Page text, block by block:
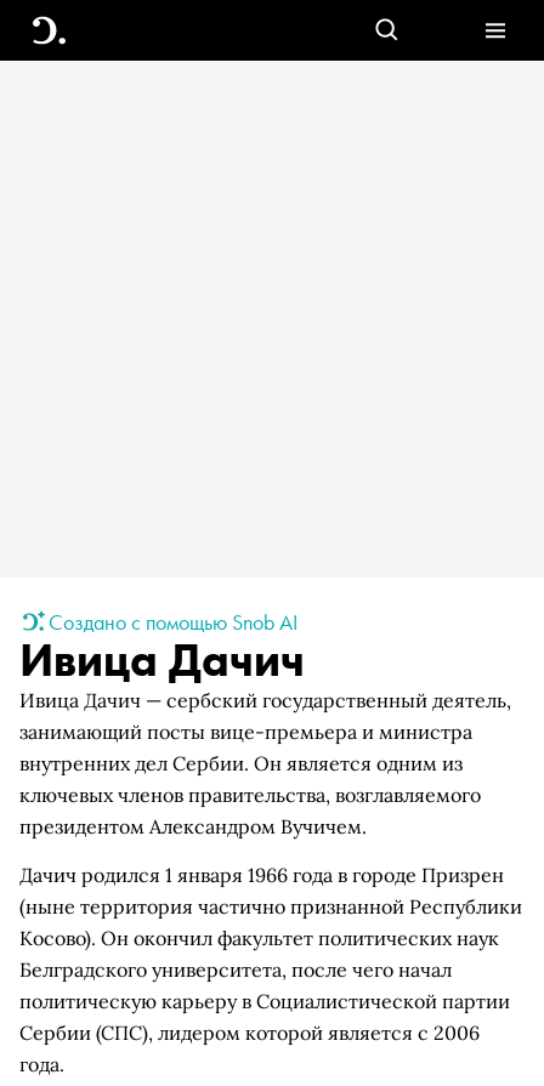
Создано с помощью Snob AI
Ивица Дачич
Ивица Дачич — сербский государственный деятель,
занимающий посты вице-премьера и министра
внутренних дел Сербии. Он является одним из
ключевых членов правительства, возглавляемого
президентом Александром Вучичем.
Дачич родился 1 января 1966 года в городе Призрен
(ныне территория частично признанной Республики
Косово). Он окончил факультет политических наук
Белградского университета, после чего начал
политическую карьеру в Социалистической партии
Сербии (СПС), лидером которой является с 2006
года.